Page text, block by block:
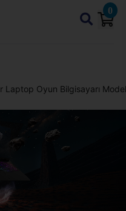
0
Laptop Oyun Bilgisayarı